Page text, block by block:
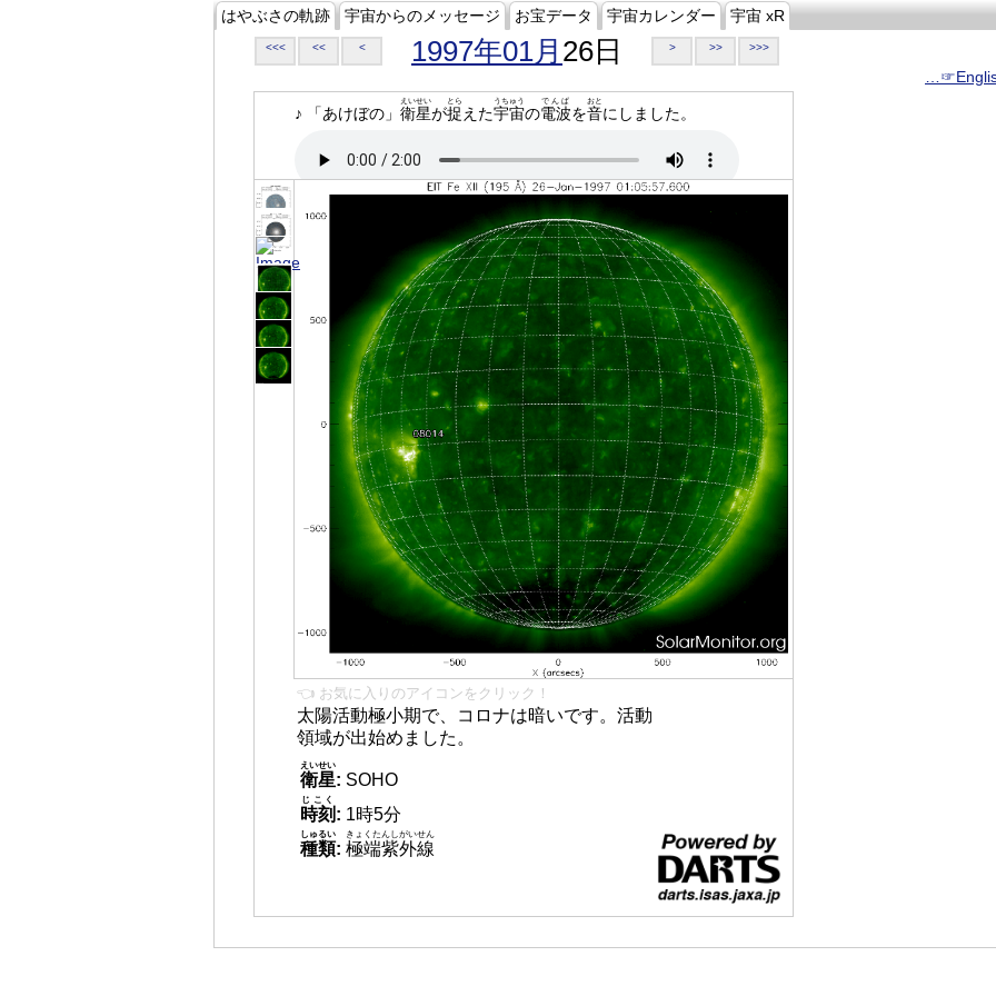
はやぶさの軌跡 宇宙からのメッセージ お宝データ 宇宙カレンダー 宇宙 xR
<<< << < 1997年01月 26日 > >> >>>
♪ 「あけぼの」 衛星
えいせい
が捉
とら
えた宇宙
うちゅう
の電波
でんぱ
を音
おと
にしました。
👈 お気に入りのアイコンをクリック！
太陽活動極小期で、コロナは暗いです。活動
領域が出始めました。
衛星
えいせい
: SOHO
時刻
じこく
: 1時5分
種類
しゅるい
: 極端紫外線
きょくたんしがいせん